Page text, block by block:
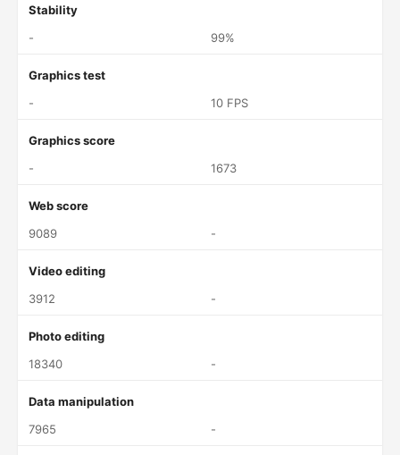
Stability
-
99%
Graphics test
-
10 FPS
Graphics score
-
1673
Web score
9089
-
Video editing
3912
-
Photo editing
18340
-
Data manipulation
7965
-